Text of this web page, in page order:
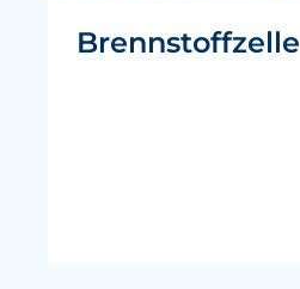
Brennstoffzelle